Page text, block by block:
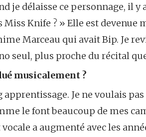
je délaisse ce personnage, il
Knife ? » Elle est devenue
Marceau qui avait Bip. Je
seul, plus proche du récital
musicalement ?
Je ne voulais
le font beaucoup de mes
a augmenté avec les